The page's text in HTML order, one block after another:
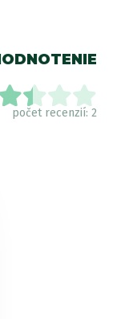
počet recenzií: 2